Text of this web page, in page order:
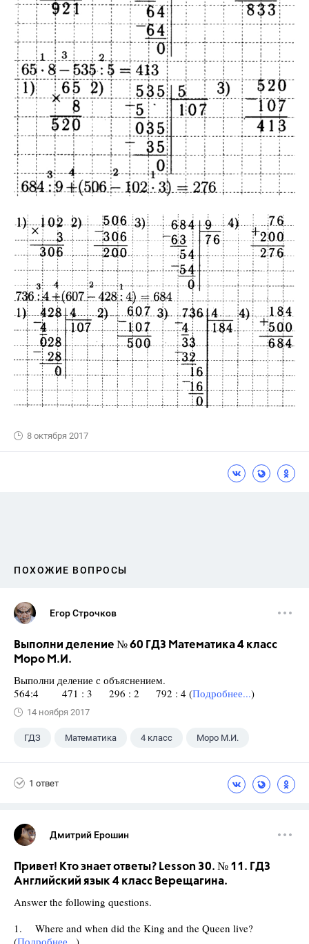
8 октября 2017
ПОХОЖИЕ ВОПРОСЫ
Егор Строчков
Выполни деление № 60 ГДЗ Математика 4 класс
Моро М.И.
Выполни деление с объяснением.
564:4 471 : 3 296 : 2 792 : 4 (Подробнее...)
14 ноября 2017
ГДЗ Математика 4 класс Моро М.И.
1 ответ
Дмитрий Ерошин
Привет! Кто знает ответы? Lesson 30. № 11. ГДЗ
Английский язык 4 класс Верещагина.
Answer the following questions.
1. Where and when did the King and the Queen live?